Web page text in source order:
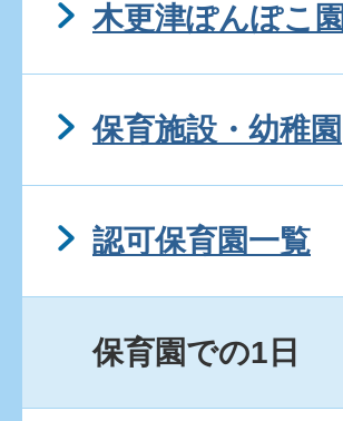
木更津ぽんぽこ園
保育施設・幼稚園
認可保育園一覧
保育園での1日